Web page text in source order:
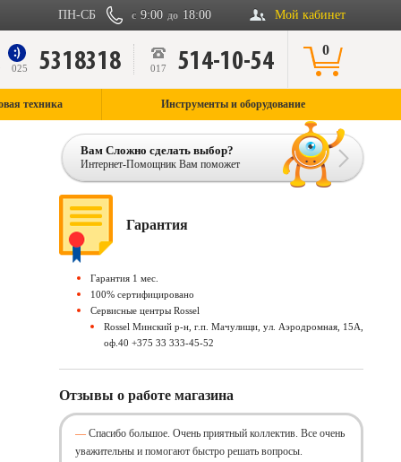
Мой кабинет
с 9:00 до 18:00
ПН-СБ
025 5318318 017 514-10-54 0
техника Инструменты и оборудование
Вам Сложно сделать выбор?
Интернет-Помощник Вам поможет
Гарантия
Гарантия 1 мес.
100% сертифицировано
Сервисные центры Rossel
Rossel Минский р-н, г.п. Мачулищи, ул. Аэродромная, 15А,
оф.40 +375 33 333-45-52
Отзывы о работе магазина
Спасибо большое. Очень приятный коллектив. Все очень
уважительны и помогают быстро решать вопросы.